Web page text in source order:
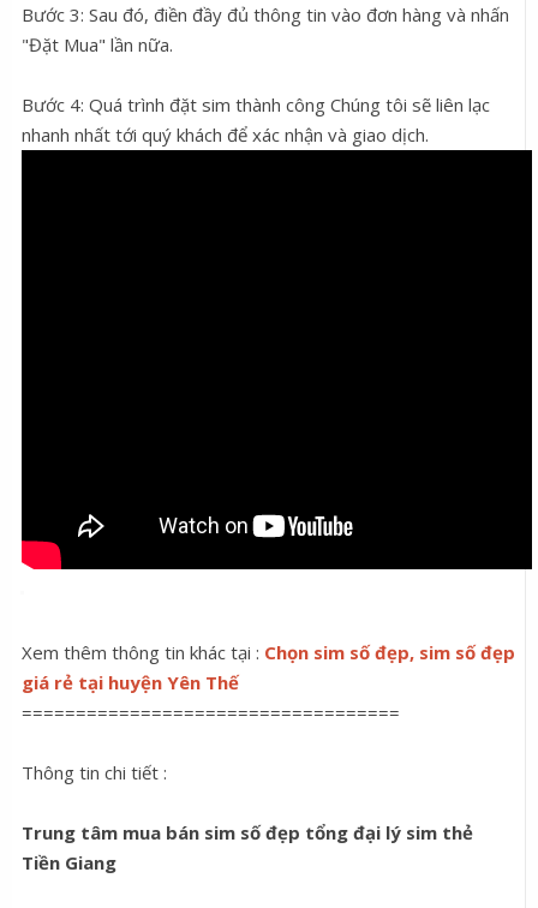
Bước 3: Sau đó, điền đầy đủ thông tin vào đơn hàng và nhấn
"Đặt Mua" lần nữa.
Bước 4: Quá trình đặt sim thành công Chúng tôi sẽ liên lạc
nhanh nhất tới quý khách để xác nhận và giao dịch.
Xem thêm thông tin khác tại : Chọn sim số đẹp, sim số đẹp
giá rẻ tại huyện Yên Thế
===================================
Thông tin chi tiết :
Trung tâm mua bán sim số đẹp tổng đại lý sim thẻ
Tiền Giang